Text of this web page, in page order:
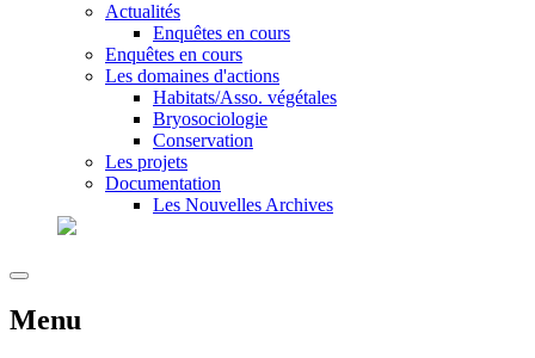
Actualités
Enquêtes en cours
Enquêtes en cours
Les domaines d'actions
Habitats/Asso. végétales
Bryosociologie
Conservation
Les projets
Documentation
Les Nouvelles Archives
Menu